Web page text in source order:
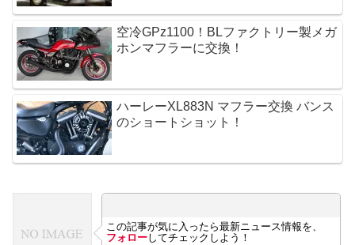
空冷GPz1100！BLファクトリー製メガ
ホンマフラーに交換！
ハーレーXL883N マフラー交換 バンス
のショートショット！
この記事が気に入ったら最新ニュース情報を、
フォローしてチェックしよう！